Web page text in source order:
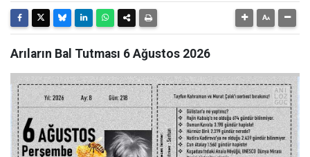
Arıların Bal Tutması 6 Ağustos 2026